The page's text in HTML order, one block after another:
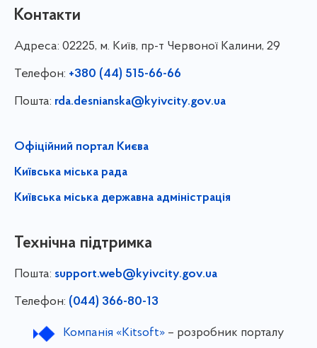
Контакти
Адреса: 02225, м. Київ, пр-т Червоної Калини, 29
Телефон: +380 (44) 515-66-66
Пошта: rda.desnianska@kyivcity.gov.ua
Офіційний портал Києва
Київська міська рада
Київська міська державна адміністрація
Технічна підтримка
Пошта: support.web@kyivcity.gov.ua
Телефон: (044) 366-80-13
Компанія «Kitsoft»– розробник порталу